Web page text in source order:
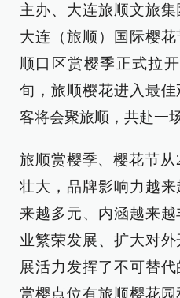
主办、大连旅顺文旅
大连（旅顺）国际樱
顺口区赏樱季正式拉
旬，旅顺樱花进入最
客将会聚旅顺，共赴一
旅顺赏樱季、樱花节
壮大，品牌影响力越
来越多元、内涵越来
业繁荣发展、扩大对
展活力发挥了不可替
赏樱点位有旅顺樱花园